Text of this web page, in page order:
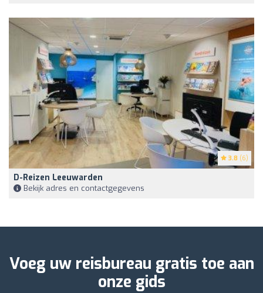
3.8 (6)
D-Reizen Leeuwarden
Bekijk adres en contactgegevens
Voeg uw reisbureau gratis toe aan
onze gids